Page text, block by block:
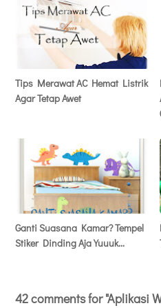
Tips Merawat AC Hemat Listrik
Agar Tetap Awet
Ganti Suasana Kamar? Tempel
Stiker Dinding Aja Yuuuk...
42 comments for "Aplikasi